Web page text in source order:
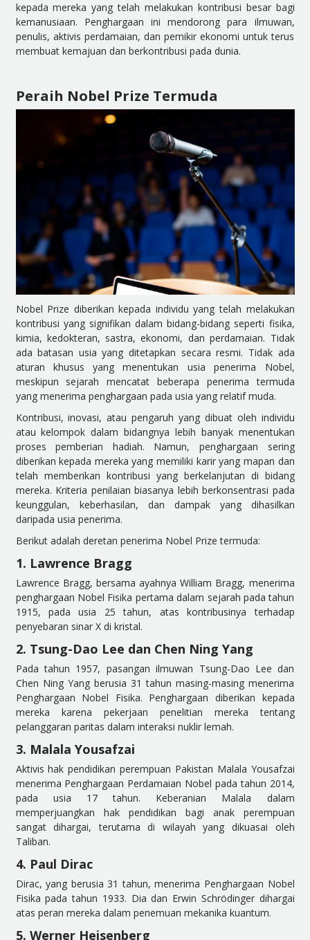
kepada mereka yang telah melakukan kontribusi besar bagi
kemanusiaan. Penghargaan ini mendorong para ilmuwan,
penulis, aktivis perdamaian, dan pemikir ekonomi untuk terus
membuat kemajuan dan berkontribusi pada dunia.
Peraih Nobel Prize Termuda
Nobel Prize diberikan kepada individu yang telah melakukan
kontribusi yang signifikan dalam bidang-bidang seperti fisika,
kimia, kedokteran, sastra, ekonomi, dan perdamaian. Tidak
ada batasan usia yang ditetapkan secara resmi. Tidak ada
aturan khusus yang menentukan usia penerima Nobel,
meskipun sejarah mencatat beberapa penerima termuda
yang menerima penghargaan pada usia yang relatif muda.
Kontribusi, inovasi, atau pengaruh yang dibuat oleh individu
atau kelompok dalam bidangnya lebih banyak menentukan
proses pemberian hadiah. Namun, penghargaan sering
diberikan kepada mereka yang memiliki karir yang mapan dan
telah memberikan kontribusi yang berkelanjutan di bidang
mereka. Kriteria penilaian biasanya lebih berkonsentrasi pada
keunggulan, keberhasilan, dan dampak yang dihasilkan
daripada usia penerima.
Berikut adalah deretan penerima Nobel Prize termuda:
1. Lawrence Bragg
Lawrence Bragg, bersama ayahnya William Bragg, menerima
penghargaan Nobel Fisika pertama dalam sejarah pada tahun
1915, pada usia 25 tahun, atas kontribusinya terhadap
penyebaran sinar X di kristal.
2. Tsung-Dao Lee dan Chen Ning Yang
Pada tahun 1957, pasangan ilmuwan Tsung-Dao Lee dan
Chen Ning Yang berusia 31 tahun masing-masing menerima
Penghargaan Nobel Fisika. Penghargaan diberikan kepada
mereka karena pekerjaan penelitian mereka tentang
pelanggaran paritas dalam interaksi nuklir lemah.
3. Malala Yousafzai
Aktivis hak pendidikan perempuan Pakistan Malala Yousafzai
menerima Penghargaan Perdamaian Nobel pada tahun 2014,
pada usia 17 tahun. Keberanian Malala dalam
memperjuangkan hak pendidikan bagi anak perempuan
sangat dihargai, terutama di wilayah yang dikuasai oleh
Taliban.
4. Paul Dirac
Dirac, yang berusia 31 tahun, menerima Penghargaan Nobel
Fisika pada tahun 1933. Dia dan Erwin Schrödinger dihargai
atas peran mereka dalam penemuan mekanika kuantum.
5. Werner Heisenberg